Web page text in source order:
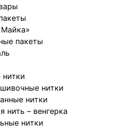
пакеты
нитки
нитки
нить – венгерка
нитки